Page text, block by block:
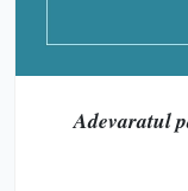
Adevaratul